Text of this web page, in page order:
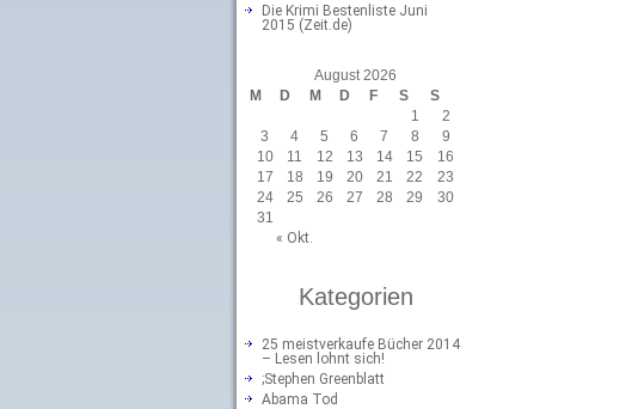
Die Krimi Bestenliste Juni
2015 (Zeit.de)
August 2026
M
D M D F S S
« Okt.
1
2
3
4 5 6 7 8
9
10
11 12 13 14 15
16
17
18 19 20 21 22
23
24
25 26 27 28 29
30
31
Kategorien
25 meistverkaufe Bücher 2014
– Lesen lohnt sich!
;Stephen Greenblatt
Abama Tod